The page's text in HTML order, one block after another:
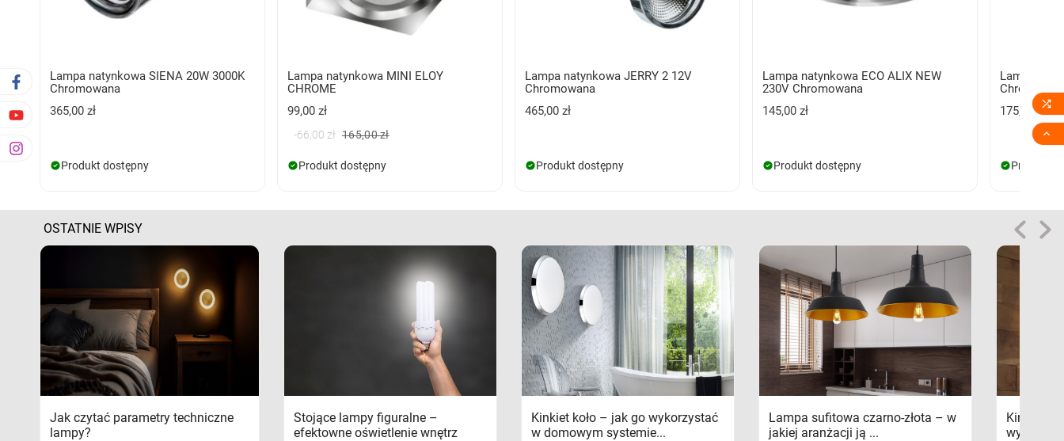
Lampa natynkowa SIENA 20W 3000K
Chromowana
365,00 zł
Produkt dostępny
Lampa natynkowa MINI ELOY
CHROME
99,00 zł
-66,00 zł 165,00 zł
Produkt dostępny
Lampa natynkowa JERRY 2 12V
Chromowana
465,00 zł
Produkt dostępny
Lampa natynkowa ECO ALIX NEW
230V Chromowana
145,00 zł
Produkt dostępny
Lampa
175,00 zł
Produkt
OSTATNIE WPISY
Jak czytać parametry techniczne
lampy?
Stojące lampy figuralne –
efektowne oświetlenie wnętrz
Kinkiet koło – jak go wykorzystać
w domowym systemie...
Lampa sufitowa czarno-złota – w
jakiej aranżacji ją ...
Kinkiety

